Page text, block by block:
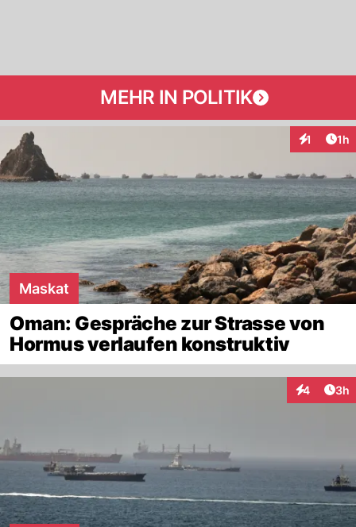
MEHR IN POLITIK
1 1h
Maskat
Oman: Gespräche zur Strasse von
Hormus verlaufen konstruktiv
4 3h